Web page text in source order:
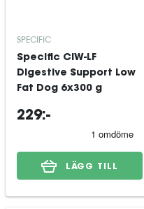
SPECIFIC
Specific CIW-LF
Digestive Support Low
Fat Dog 6x300 g
229:-
LÄGG TILL